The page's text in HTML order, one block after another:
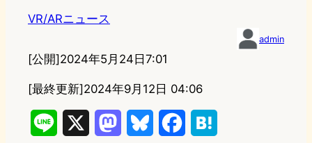
VR/ARニュース
admin
[公開]2024年5月24日7:01
[最終更新]2024年9月12日 04:06